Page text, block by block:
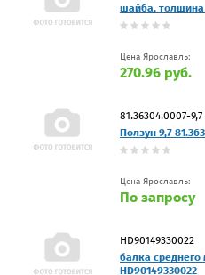
шайба, толщина
Цена Ярославль:
270.96 руб.
81.36304.0007-9,7
Ползун 9,7
Цена Ярославль:
По запросу
HD90149330022
балка среднего
HD90149330022